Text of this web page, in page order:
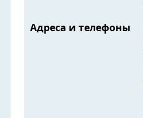
Адреса и телефоны